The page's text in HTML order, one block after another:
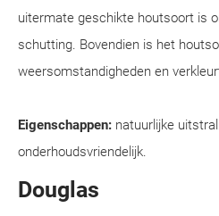
uitermate geschikte houtsoort is
schutting. Bovendien is het
weersomstandigheden en
Eigenschappen: natuurlijke
onderhoudsvriendelijk.
Douglas